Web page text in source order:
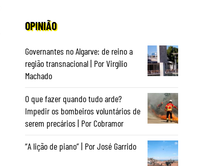
OPINIÃO
Governantes no Algarve: de reino a
região transnacional | Por Virgílio
Machado
O que fazer quando tudo arde?
Impedir os bombeiros voluntários de
serem precários | Por Cobramor
“A lição de piano” | Por José Garrido